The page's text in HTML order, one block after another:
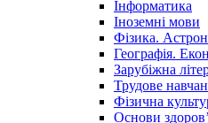
Інформатика
Іноземні мови
Фізика.
Географія.
Зарубіжна
Трудове
Фізична
Основи